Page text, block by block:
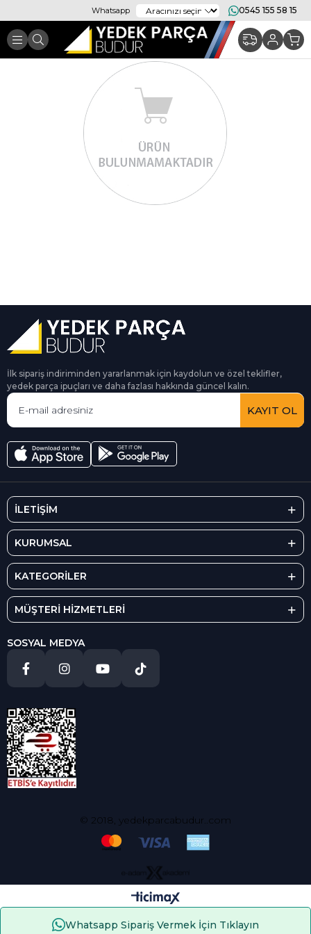
Whatsapp 0545 155 58 15
İlk sipariş indiriminden yararlanmak için kaydolun ve özel teklifler,
yedek parça ipuçları ve daha fazlası hakkında güncel kalın.
KAYIT OL
İLETİŞİM
KURUMSAL
KATEGORİLER
MÜŞTERİ HİZMETLERİ
SOSYAL MEDYA
© 2018, yedekparcabudur..com
Whatsapp Sipariş Vermek İçin Tıklayın